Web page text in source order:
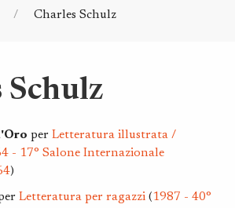
Charles Schulz
Schulz
per Letteratura illustrata /
- 17° Salone Internazionale
)
Letteratura per ragazzi (1987 - 40°